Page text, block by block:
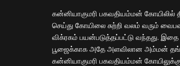
கன்னியாகுமரி பகவதியம்மன் கோயிலில்
செய்து கோயிலை சுற்றி வலம் வரும்
விக்ரகம் பயன்படுத்தப்பட்டு வந்தது.
பூஜைக்காக அதே அளவிலான அம்மன்
கன்னியாகுமரி பகவதியம்மன்